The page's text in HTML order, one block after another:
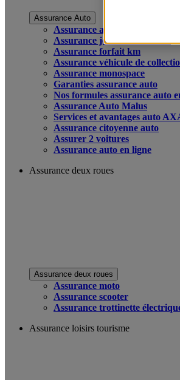
Assurance Auto
Assurance auto
Assurance jeune conducteur
Assurance forfait km
Assurance véhicule de
Assurance monospace
Garanties assurance auto
Nos formules assurance auto
Assurance Auto Malus
Services et avantages auto
Assurance citoyenne auto
Assurer 2 voitures
Assurance auto en ligne
Assurance deux roues
Assurance deux roues
Assurance moto
Assurance scooter
Assurance trottinette
Assurance loisirs tourisme